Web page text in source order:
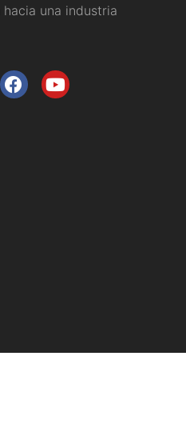
una industria